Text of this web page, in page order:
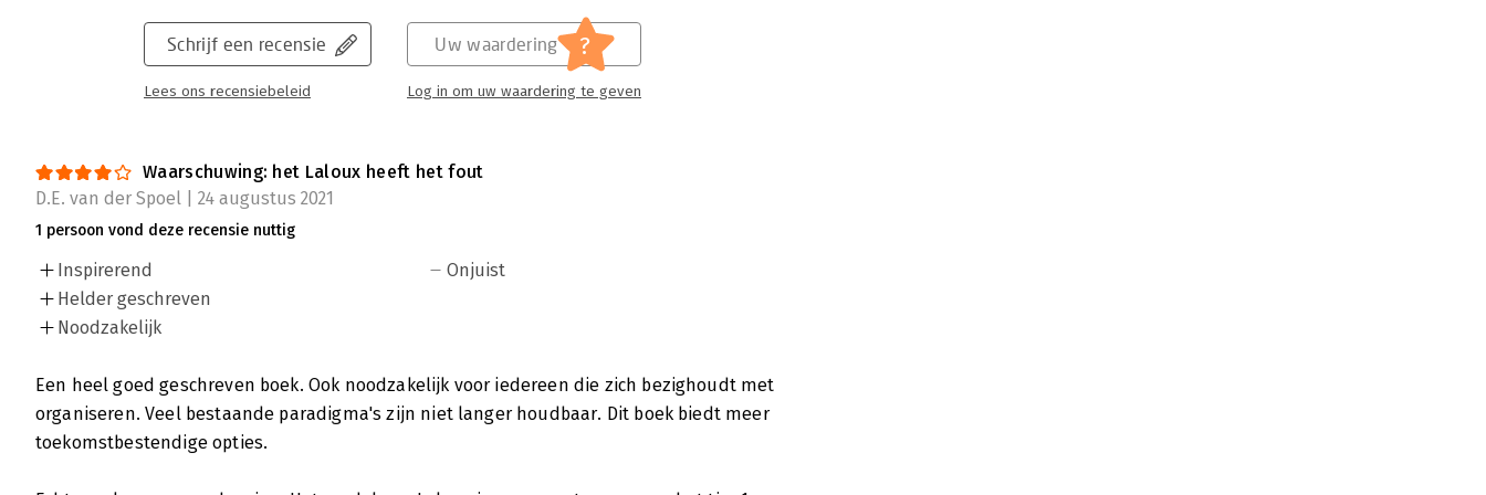
Lees verder
Schrijf een recensie
Lees ons recensiebeleid
Uw waardering ?
Log in om uw waardering te geven
Waarschuwing: het Laloux heeft het fout
D.E. van der Spoel | 24 augustus 2021
1 persoon vond deze recensie nuttig
Inspirerend
Helder geschreven
Noodzakelijk
Onjuist
Een heel goed geschreven boek. Ook noodzakelijk voor iedereen die zich bezighoudt met
organiseren. Veel bestaande paradigma's zijn niet langer houdbaar. Dit boek biedt meer
toekomstbestendige opties.